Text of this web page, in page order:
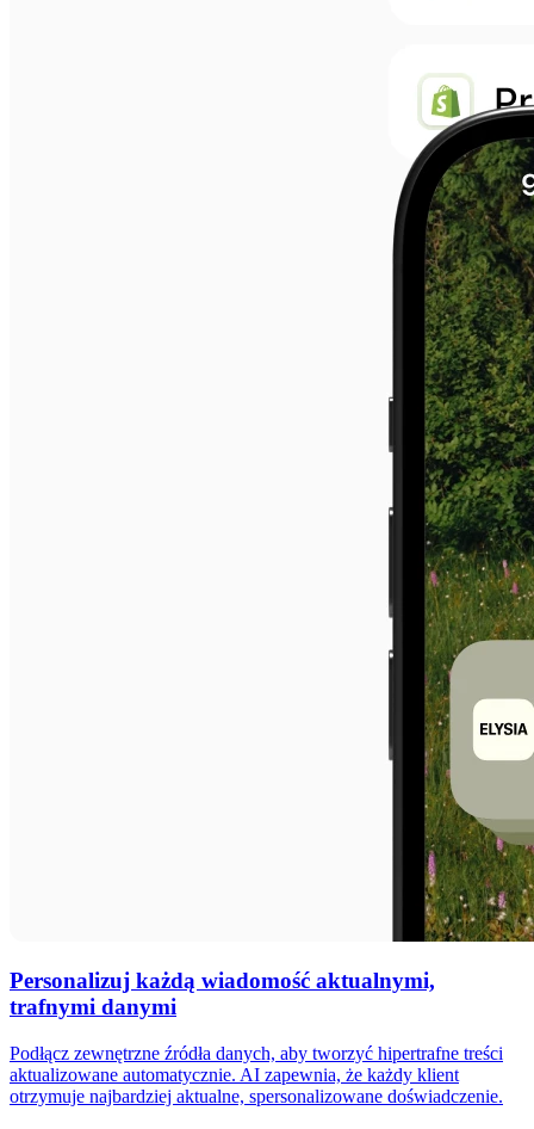
Personalizuj każdą wiadomość aktualnymi,
trafnymi danymi
Podłącz zewnętrzne źródła danych, aby tworzyć hipertrafne treści
aktualizowane automatycznie. AI zapewnia, że każdy klient
otrzymuje najbardziej aktualne, spersonalizowane doświadczenie.